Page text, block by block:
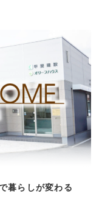
暮らしが変わる